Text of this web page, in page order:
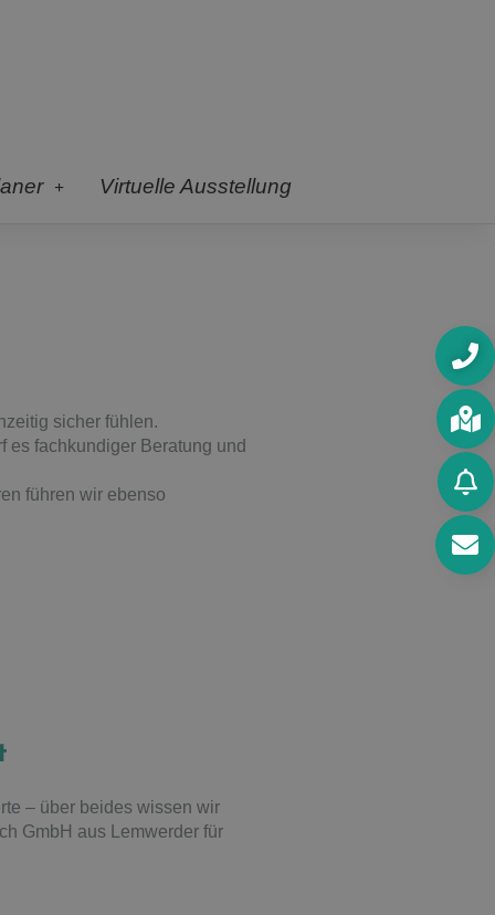
Virtuelle Ausstellung
sicher fühlen.
es fachkundiger Beratung und
führen wir ebenso
– über beides wissen wir
GmbH aus Lemwerder für